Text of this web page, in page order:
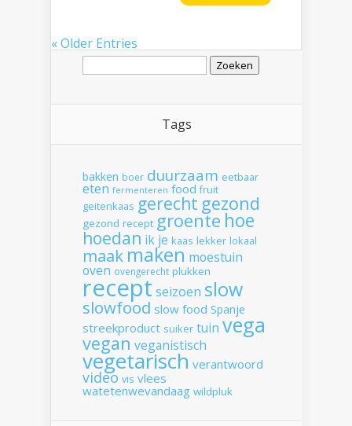
« Older Entries
Zoeken
Tags
bakken boer duurzaam eetbaar
eten fermenteren food fruit
geitenkaas gerecht gezond
gezond recept groente hoe
hoedan ik je kaas lekker lokaal
maak maken moestuin
oven ovengerecht plukken
recept seizoen slow
slowfood slow food Spanje
streekproduct suiker tuin vega
vegan veganistisch
vegetarisch verantwoord
video vis vlees
watetenwevandaag wildpluk